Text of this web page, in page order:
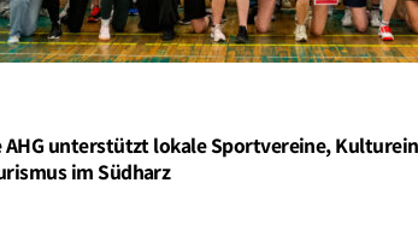
AHG unterstützt lokale Sportvereine,
im Südharz